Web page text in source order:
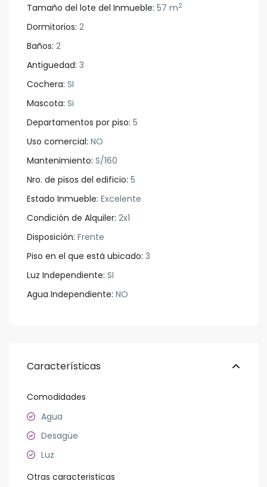
Tamaño del lote del Inmueble: 57 m2
Dormitorios: 2
Baños: 2
Antiguedad: 3
Cochera: SI
Mascota: Si
Departamentos por piso: 5
Uso comercial: NO
Mantenimiento: S/160
Nro. de pisos del edificio: 5
Estado Inmueble: Excelente
Condición de Alquiler: 2x1
Disposición: Frente
Piso en el que está ubicado: 3
Luz Independiente: SI
Agua Independiente: NO
Características
Comodidades
Agua
Desagüe
Luz
Otras caracteristicas